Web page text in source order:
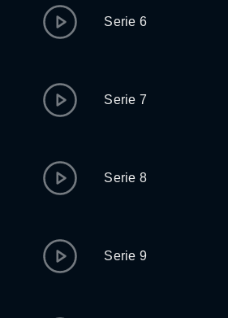
Serie 6
Serie 7
Serie 8
Serie 9